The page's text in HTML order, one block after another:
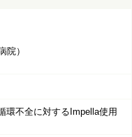
院）
環不全に対するImpella使用